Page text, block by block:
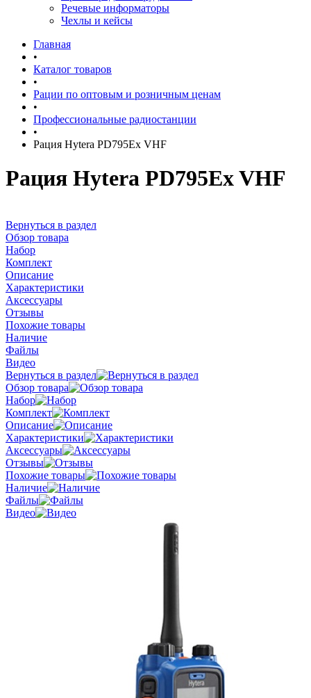
Речевые информаторы
Чехлы и кейсы
Главная
•
Каталог товаров
•
Рации по оптовым и розничным ценам
•
Профессиональные радиостанции
•
Рация Hytera PD795Ex VHF
Рация Hytera PD795Ex VHF
Вернуться в раздел
Обзор товара
Набор
Комплект
Описание
Характеристики
Аксессуары
Отзывы
Похожие товары
Наличие
Файлы
Видео
Вернуться в раздел
Обзор товара
Набор
Комплект
Описание
Характеристики
Аксессуары
Отзывы
Похожие товары
Наличие
Файлы
Видео